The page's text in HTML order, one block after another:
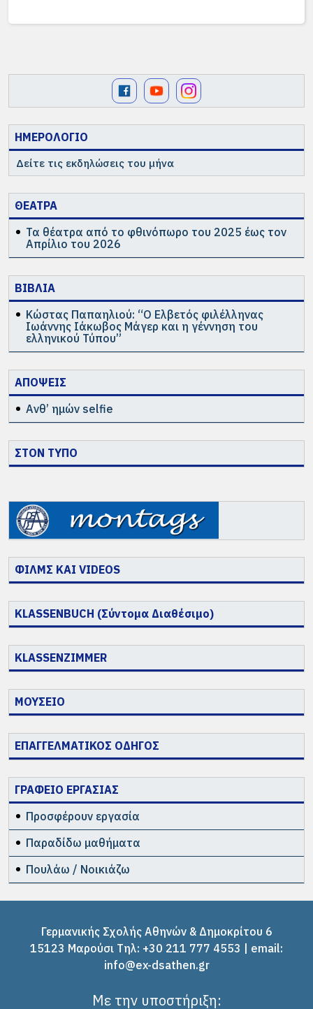
ΗΜΕΡΟΛΟΓΙΟ
Δείτε τις εκδηλώσεις του μήνα
ΘΕΑΤΡΑ
Τα θέατρα από το φθινόπωρο του 2025 έως τον
Απρίλιο του 2026
ΒΙΒΛΙΑ
Κώστας Παπαηλιού: “Ο Ελβετός φιλέλληνας
Ιωάννης Ιάκωβος Μάγερ και η γέννηση του
ελληνικού Τύπου”
ΑΠΟΨΕΙΣ
Ανθ’ ημών selfie
ΣΤΟΝ ΤΥΠΟ
ΦΙΛΜΣ ΚΑΙ VIDEOS
KLASSENBUCH (Σύντομα Διαθέσιμο)
KLASSENZIMMER
ΜΟΥΣΕΙΟ
ΕΠΑΓΓΕΛΜΑΤΙΚΟΣ ΟΔΗΓΟΣ
ΓΡΑΦΕΙΟ ΕΡΓΑΣΙΑΣ
Προσφέρουν εργασία
Παραδίδω μαθήματα
Πουλάω / Νοικιάζω
Γερμανικής Σχολής Αθηνών & Δημοκρίτου 6
15123 Μαρούσι Tηλ: +30 211 777 4553 | email:
info@ex-dsathen.gr
Με την υποστήριξη: